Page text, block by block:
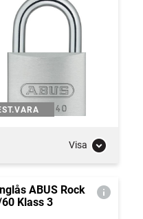
Visa
ABUS Rock
Klass 3